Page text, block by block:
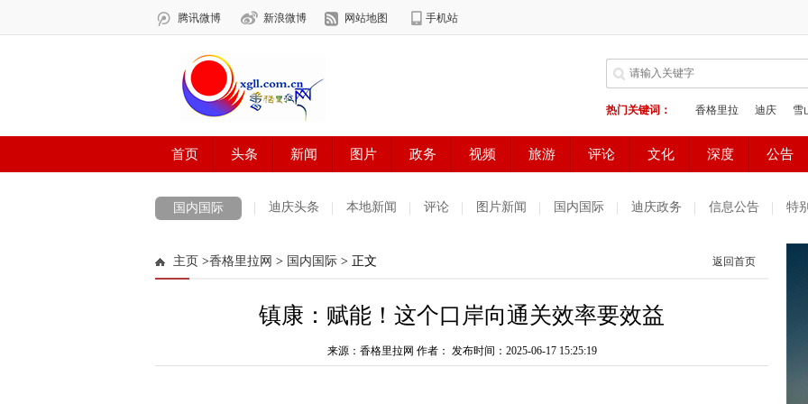
国内国际 迪庆头条 本地新闻 评论 图片新闻 国内国际 迪庆政务 信息公告 特
主页 >香格里拉网 > 国内国际 > 正文 返回首页
镇康：赋能！这个口岸向通关效率要效益
来源：香格里拉网 作者： 发布时间：2025-06-17 15:25:19